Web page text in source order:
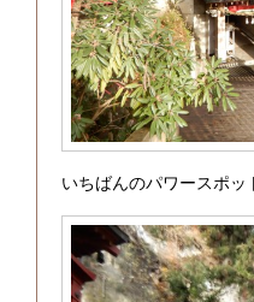
いちばんのパワースポッ